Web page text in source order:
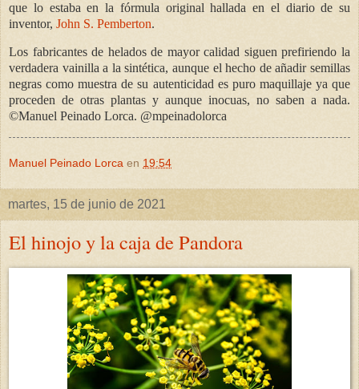
que lo estaba en la fórmula original hallada en el diario de su
inventor, John S. Pemberton.
Los fabricantes de helados de mayor calidad siguen prefiriendo la
verdadera vainilla a la sintética, aunque el hecho de añadir semillas
negras como muestra de su autenticidad es puro maquillaje ya que
proceden de otras plantas y aunque inocuas, no saben a nada.
©Manuel Peinado Lorca. @mpeinadolorca
Manuel Peinado Lorca en 19:54
martes, 15 de junio de 2021
El hinojo y la caja de Pandora